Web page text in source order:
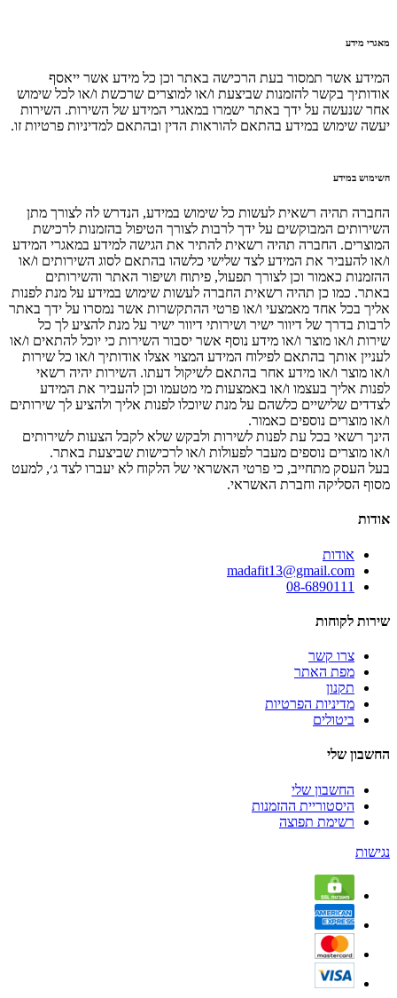
מאגרי מידע
המידע אשר תמסור בעת הרכישה באתר וכן כל מידע אשר ייאסף
אודותיך בקשר להזמנות שביצעת ו/או למוצרים שרכשת ו/או לכל שימוש
אחר שנעשה על ידך באתר ישמרו במאגרי המידע של השירות. השירות
יעשה שימוש במידע בהתאם להוראות הדין ובהתאם למדיניות פרטיות זו.
השימוש במידע
החברה תהיה רשאית לעשות כל שימוש במידע, הנדרש לה לצורך מתן
השירותים המבוקשים על ידך לרבות לצורך הטיפול בהזמנות לרכישת
המוצרים. החברה תהיה רשאית להתיר את הגישה למידע במאגרי המידע
ו/או להעביר את המידע לצד שלישי כלשהו בהתאם לסוג השירותים ו/או
ההזמנות כאמור וכן לצורך תפעול, פיתוח ושיפור האתר והשירותים
באתר. כמו כן תהיה רשאית החברה לעשות שימוש במידע על מנת לפנות
אליך בכל אחד מאמצעי ו/או פרטי ההתקשרות אשר נמסרו על ידך באתר
לרבות בדרך של דיוור ישיר ושירותי דיוור ישיר על מנת להציע לך כל
שירות ו/או מוצר ו/או מידע נוסף אשר יסבור השירות כי יוכל להתאים ו/או
לעניין אותך בהתאם לפילוח המידע המצוי אצלו אודותיך ו/או כל שירות
ו/או מוצר ו/או מידע אחר בהתאם לשיקול דעתו. השירות יהיה רשאי
לפנות אליך בעצמו ו/או באמצעות מי מטעמו וכן להעביר את המידע
לצדדים שלישיים כלשהם על מנת שיוכלו לפנות אליך ולהציע לך שירותים
ו/או מוצרים נוספים כאמור.
הינך רשאי בכל עת לפנות לשירות ולבקש שלא לקבל הצעות לשירותים
ו/או מוצרים נוספים מעבר לפעולות ו/או לרכישות שביצעת באתר.
בעל העסק מתחייב, כי פרטי האשראי של הלקוח לא יעברו לצד ג׳, למעט
מסוף הסליקה וחברת האשראי.
אודות
אודות
madafit13@gmail.com
08-6890111
שירות לקוחות
צרו קשר
מפת האתר
תקנון
מדיניות הפרטיות
ביטולים
החשבון שלי
החשבון שלי
היסטוריית ההזמנות
רשימת תפוצה
נגישות